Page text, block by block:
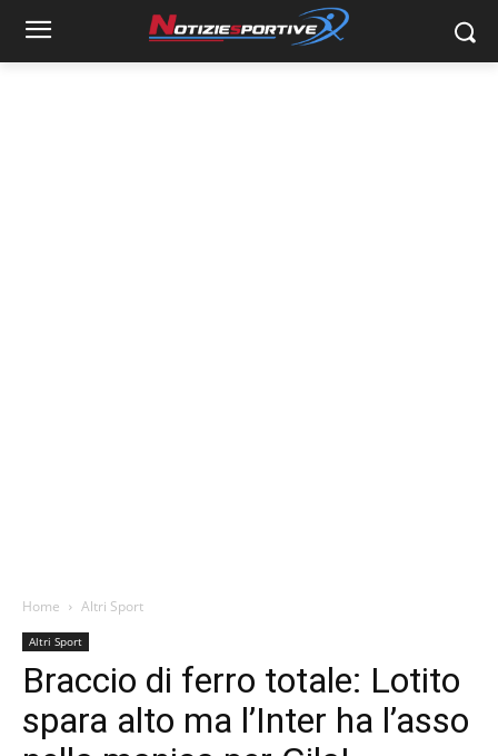
Home Altri Sport
Altri Sport
Braccio di ferro totale: Lotito
spara alto ma l’Inter ha l’asso